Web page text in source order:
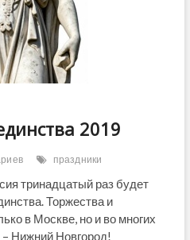
2019
праздники
тринадцатый раз будет
Торжества и
в Москве, но и во многих
Нижний Новгород!